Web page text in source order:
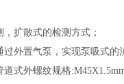
扩散式的检测方式；
外置气泵，实现泵吸式的
道式外螺纹规格